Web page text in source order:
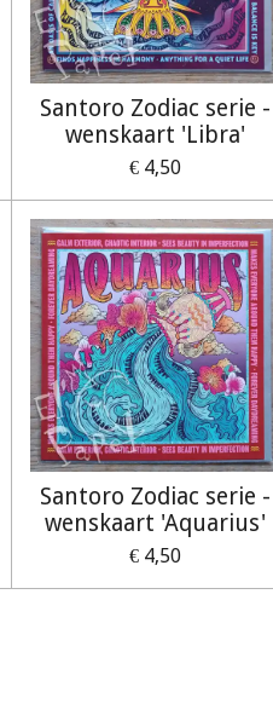
Santoro Zodiac serie -
wenskaart 'Libra'
€ 4,50
Santoro Zodiac serie -
wenskaart 'Aquarius'
€ 4,50